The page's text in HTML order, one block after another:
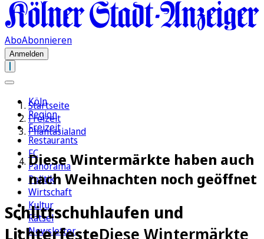
AboAbonnieren
Anmelden
Köln
Region
Freizeit
Restaurants
FC
Panorama
Politik
Wirtschaft
Kultur
Rätsel
Newsletter
Startseite
Freizeit
Phantasialand
Diese Wintermärkte haben auch
nach Weihnachten noch geöffnet
Schlittschuhlaufen und
LichterfesteDiese Wintermärkte